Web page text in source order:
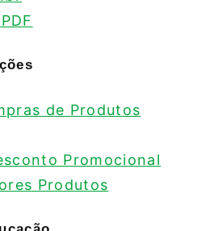
de Produtos
Promocional
Produtos